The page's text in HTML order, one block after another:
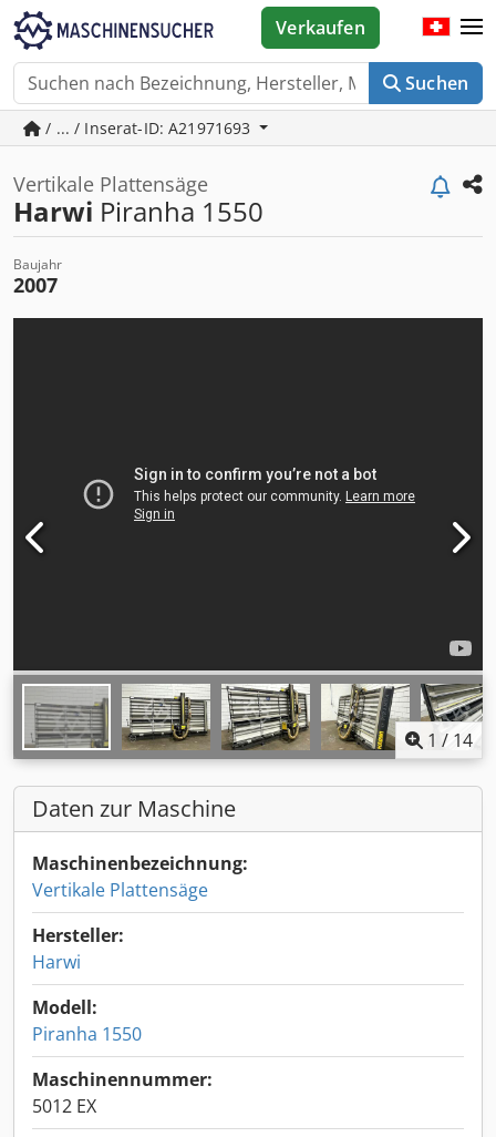
Suchen
Verkaufen
/ ... / Inserat-ID: A21971693
Vertikale Plattensäge
Harwi Piranha 1550
Baujahr
2007
1 / 14
Daten zur Maschine
Maschinenbezeichnung:
Vertikale Plattensäge
Hersteller:
Harwi
Modell:
Piranha 1550
Maschinennummer:
5012 EX